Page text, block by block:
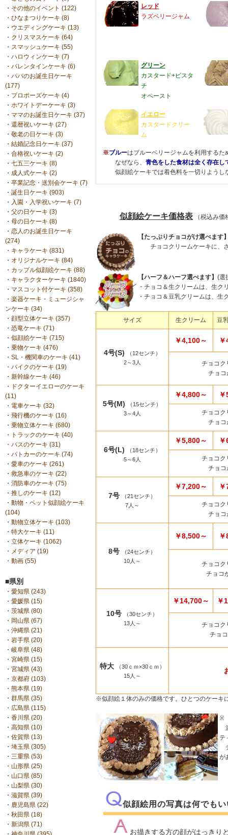
・ その他のイベント (122)
・ ひなまつりケーキ (8)
・ ウエディングケーキ (13)
・ クリスマスケーキ (64)
・ スマッシュケーキ (55)
・ ハロウィンケーキ (7)
・ バレンタインケーキ (6)
・ パパのお誕生日ケーキ
(177)
・ プロポーズケーキ (4)
・ ホワイトデーケーキ (3)
・ ママのお誕生日ケーキ (37)
・ 還暦祝いケーキ (27)
・ 敬老の日ケーキ (3)
・ 結婚記念日ケーキ (37)
・ 合格祝いケーキ (2)
・ 七五三ケーキ (8)
・ 成人式ケーキ (2)
・ 卒業記念・送別会ケーキ (7)
・ 誕生日ケーキ (903)
・ 入園・入学祝いケーキ (7)
・ 父の日ケーキ (3)
・ 母の日ケーキ (8)
・ 恋人のお誕生日ケーキ
(274)
・ キャラケーキ (831)
・ オリジナルケーキ (84)
・ カップル似顔絵ケーキ (88)
・ キャラクターケーキ (1840)
・ マスコット付ケーキ (358)
・ 楽器ケーキ・ミュージシャ
ンケーキ (34)
・ 顔型立体ケーキ (357)
・ 恐竜ケーキ (71)
・ 似顔絵ケーキ (715)
・ 乗物ケーキ (476)
・ SL・機関車のケーキ (41)
・ バイクのケーキ (19)
・ 新幹線ケーキ (46)
・
ドクターイエローのケーキ
(11)
・ 電車ケーキ (32)
・ 飛行機のケーキ (16)
・ 乗物立体ケーキ (680)
・
トラックのケーキ (40)
・ バスのケーキ (31)
・ パトカーのケーキ (74)
・ 愛車のケーキ (261)
・ 救急車のケーキ (22)
・ 消防車のケーキ (75)
・ 推しのケーキ (12)
・ 動物・ペット似顔絵ケーキ
(104)
・ 動物立体ケーキ (103)
・ 特大ケーキ (11)
・ 立体ケーキ (1062)
・ メディア (19)
・ 動画 (55)
■県別
・ 愛知県 (243)
・ 愛媛県 (15)
・ 茨城県 (80)
・ 岡山県 (67)
・ 沖縄県 (21)
・ 岩手県 (20)
・ 岐阜県 (48)
・ 宮崎県 (15)
・ 宮城県 (43)
・ 京都府 (103)
・ 熊本県 (19)
・ 群馬県 (35)
・ 広島県 (115)
・ 香川県 (20)
・ 高知県 (10)
・ 佐賀県 (13)
・ 埼玉県 (305)
・ 三重県 (53)
・ 山形県 (25)
・ 山口県 (85)
・ 山梨県 (30)
・ 滋賀県 (39)
・ 鹿児島県 (22)
・ 秋田県 (18)
・ 新潟県 (71)
レッド
ラズベリージャム
グリーン
カスタード+ピスタ
チ
オペースト
イエロー
カスタードクリー
ム
※ブルーはブルーベリージャムを利用するた
なぜなら、 青色をした食材は全く存在し
似顔絵ケーキでは着色料を一切りようし
似顔絵ケーキ価格表（税込み価
【たっぷりチョコがけ選べます
チョコクリームケーキに、さ
【ハーフ＆ハーフ選べます】 (選
・チョコ＆生クリームは、生ク
・チョコ＆豆乳クリームは、生
サイズ 生クリーム 豆
4号(S)
（12センチ）
2～3人
￥4,100～
チョコク
チョ
5号(M)
（15センチ）
3～4人
￥4,800～
チョコク
チョ
6号(L)
（18センチ）
5～6人
￥5,800～
チョコク
チョ
7号
（21センチ）
7人～
￥7,200～
チョコク
チョ
8号
（24センチ）
10人～
￥8,500～
チョコク
チョコ
10号
（30センチ）
13人～
￥14,700～ ￥
チョコク
チョ
特大
（30ｃｍ×30ｃｍ）
15人～
※似顔絵１体のみの価格です。ひとつのケーキ
※
テ
が
似顔絵用の写真は何でも
お描きする方の顔がはっきり